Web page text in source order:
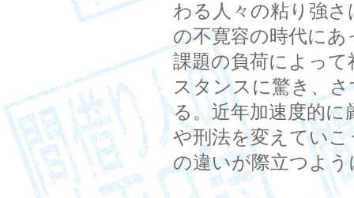
わる人々の粘り強
の不寛容の時代に
課題の負荷によっ
スタンスに驚き、
る。近年加速度的に
や刑法を変えてい
の違いが際立つよ